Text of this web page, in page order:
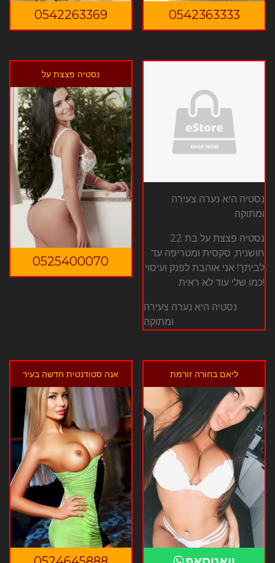
0542363333
0542263369
נסטיה היא נערה צעירה
ומתוקה
נסטיה פצצת על בת 22
חושנית, סקסית ומטריפה עד
לביתך! אני אוהבת לפנק ועיסוי
כמו שלי עוד לא ראית!
נסטיה היא נערה צעירה
ומתוקה
נסטיה פצצת על
0525400070
ליאם בחורה זורמת אנה סטודנטית חדשה בעיר